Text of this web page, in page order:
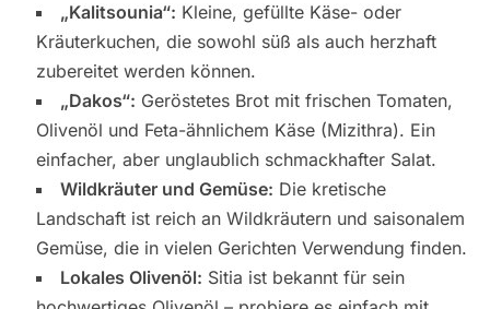
„Kalitsounia“: Kleine, gefüllte Käse- oder
Kräuterkuchen, die sowohl süß als auch herzhaft
zubereitet werden können.
„Dakos“: Geröstetes Brot mit frischen Tomaten,
Olivenöl und Feta-ähnlichem Käse (Mizithra). Ein
einfacher, aber unglaublich schmackhafter Salat.
Wildkräuter und Gemüse: Die kretische
Landschaft ist reich an Wildkräutern und saisonalem
Gemüse, die in vielen Gerichten Verwendung finden.
Lokales Olivenöl: Sitia ist bekannt für sein